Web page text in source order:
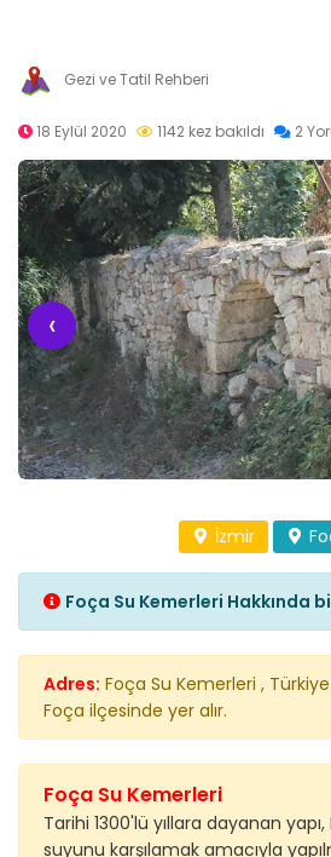
Gezi ve Tatil Rehberi
18 Eylül 2020 1142 kez bakıldı 2
‹
İzmir
Foça Su Kemerleri Hakkında
Adres: Foça Su Kemerleri ,
Foça ilçesinde yer alır.
Foça Su Kemerleri
Tarihi 1300'lü yıllara dayanan
suyunu karşılamak amacıyla